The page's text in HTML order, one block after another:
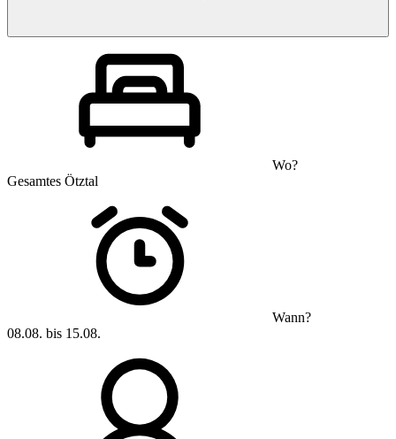
Wo?
Gesamtes Ötztal
Wann?
08.08. bis 15.08.